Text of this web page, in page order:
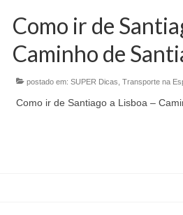
Como ir de
Caminho de
postado em: SUPER Dicas Transporte na
Como ir de Santiago a Lisboa –